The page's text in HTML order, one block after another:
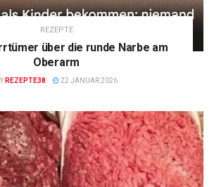
REZEPTE
über die runde Narbe am
Oberarm
REZEPTE38 22 JANUAR 2026